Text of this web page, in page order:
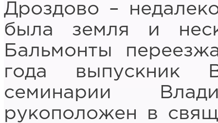
Дроздово –
была земля и
Бальмонты
года выпускник
семинарии
рукоположен в